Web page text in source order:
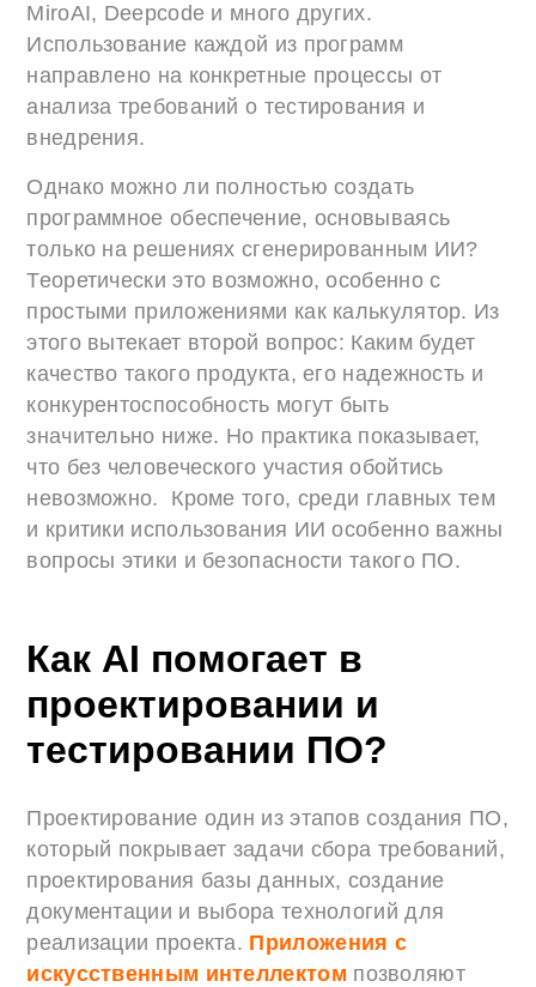
MiroAI, Deepcode и много других.
Использование каждой из программ
направлено на конкретные процессы от
анализа требований о тестирования и
внедрения.
Однако можно ли полностью создать
программное обеспечение, основываясь
только на решениях сгенерированным ИИ?
Теоретически это возможно, особенно с
простыми приложениями как калькулятор. Из
этого вытекает второй вопрос: Каким будет
качество такого продукта, его надежность и
конкурентоспособность могут быть
значительно ниже. Но практика показывает,
что без человеческого участия обойтись
невозможно. Кроме того, среди главных тем
и критики использования ИИ особенно важны
вопросы этики и безопасности такого ПО.
Как AI помогает в
проектировании и
тестировании ПО?
Проектирование один из этапов создания ПО,
который покрывает задачи сбора требований,
проектирования базы данных, создание
документации и выбора технологий для
реализации проекта. Приложения с
искусственным интеллектом позволяют